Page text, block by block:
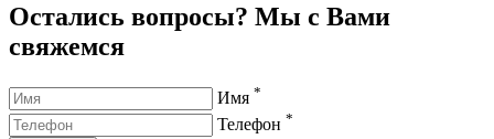
Остались вопросы? Мы с Вами
свяжемся
Имя *
Телефон *